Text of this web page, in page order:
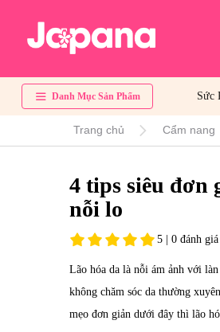
Danh Mục Sản Phẩm Sức
Trang chủ Cẩm nang
4 tips siêu đơn
nỗi lo
5 | 0 đánh giá
Lão hóa da là nỗi ám ảnh với
không chăm sóc da thường
mẹo đơn giản dưới đây thì lão